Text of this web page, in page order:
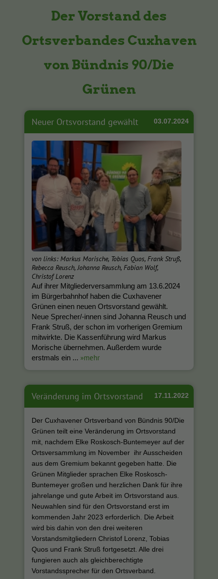
Der Vorstand des
Ortsverbandes Cuxhaven
von Bündnis 90/Die
Grünen
03.07.2024
Neuer Ortsvorstand gewählt
von links: Markus Morische, Tobias Quos, Frank Struß,
Rebecca Reusch, Johanna Reusch, Fabian Wolf,
Christof Lorenz
Auf ihrer Mitgliederversammlung am 13.6.2024
im Bürgerbahnhof haben die Cuxhavener
Grünen einen neuen Ortsvorstand gewählt.
Neue Sprecher/-innen sind Johanna Reusch und
Frank Struß, der schon im vorherigen Gremium
mitwirkte. Die Kassenführung wird Markus
Morische übernehmen. Außerdem wurde
erstmals ein ... »mehr
17.11.2022
Veränderung im Ortsvorstand
Der Cuxhavener Ortsverband von Bündnis 90/Die
Grünen teilt eine Veränderung im Ortsvorstand
mit, nachdem Elke Roskosch-Buntemeyer auf der
Ortsversammlung im November ihr Ausscheiden
aus dem Gremium bekannt gegeben hatte. Die
Grünen Mitglieder sprachen Elke Roskosch-
Buntemeyer großen und herzlichen Dank für ihre
jahrelange und gute Arbeit im Ortsvorstand aus.
Neuwahlen sind für den Ortsvorstand erst im
kommenden Jahr 2023 erforderlich. Die Arbeit
wird bis dahin von den drei weiteren
Vorstandsmitgliedern Christof Lorenz, Tobias
Quos und Frank Struß fortgesetzt. Alle drei
fungieren auch als gleichberechtigte
Vorstandssprecher für den Ortsverband.